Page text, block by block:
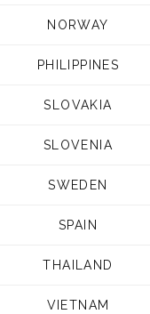
NORWAY
PHILIPPINES
SLOVAKIA
SLOVENIA
SWEDEN
SPAIN
THAILAND
VIETNAM